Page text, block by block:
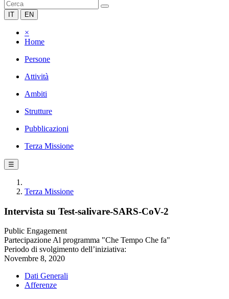
IT EN
×
Home
Persone
Attività
Ambiti
Strutture
Pubblicazioni
Terza Missione
☰
Terza Missione
Intervista su Test-salivare-SARS-CoV-2
Public Engagement
Partecipazione Al programma "Che Tempo Che fa"
Periodo di svolgimento dell’iniziativa:
Novembre 8, 2020
Dati Generali
Afferenze